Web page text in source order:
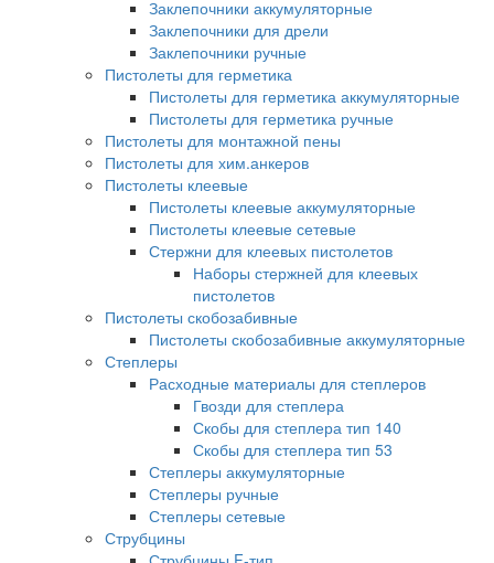
Заклепочники аккумуляторные
Заклепочники для дрели
Заклепочники ручные
Пистолеты для герметика
Пистолеты для герметика аккумуляторные
Пистолеты для герметика ручные
Пистолеты для монтажной пены
Пистолеты для хим.анкеров
Пистолеты клеевые
Пистолеты клеевые аккумуляторные
Пистолеты клеевые сетевые
Стержни для клеевых пистолетов
Наборы стержней для клеевых
пистолетов
Пистолеты скобозабивные
Пистолеты скобозабивные аккумуляторные
Степлеры
Расходные материалы для степлеров
Гвозди для степлера
Скобы для степлера тип 140
Скобы для степлера тип 53
Степлеры аккумуляторные
Степлеры ручные
Степлеры сетевые
Струбцины